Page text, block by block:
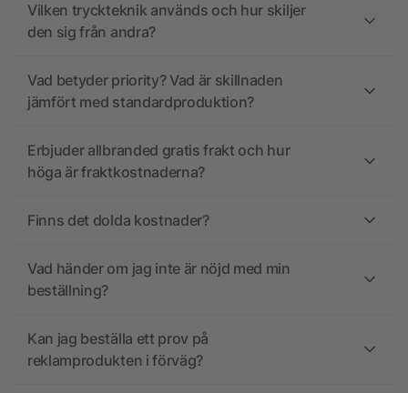
Vilken tryckteknik används och hur skiljer
den sig från andra?
Vad betyder priority? Vad är skillnaden
jämfört med standardproduktion?
Erbjuder allbranded gratis frakt och hur
höga är fraktkostnaderna?
Finns det dolda kostnader?
Vad händer om jag inte är nöjd med min
beställning?
Kan jag beställa ett prov på
reklamprodukten i förväg?